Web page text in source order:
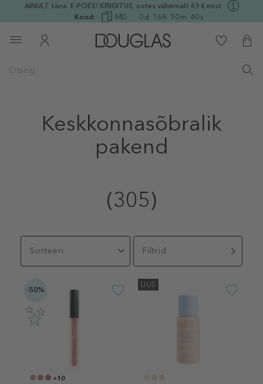
AINULT täna E-POES! KINGITUS, ostes vähemalt 49 € eest
Kood:
MD 0 d 16 h 50 m 40 s
Keskkonnasõbralik
pakend
(305)
Sorteeri Filtrid
-50%
+10
UUS